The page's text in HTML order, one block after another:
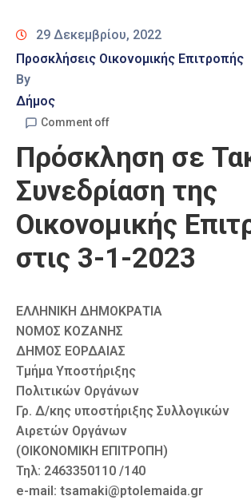
29 Δεκεμβρίου, 2022
Προσκλήσεις Οικονομικής Επιτροπής
By
Δήμος
Comment off
Πρόσκληση σε
Συνεδρίαση της
Οικονομικής
στις 3-1-2023
ΕΛΛΗΝΙΚΗ ΔΗΜΟΚΡΑΤΙΑ
ΝΟΜΟΣ ΚΟΖΑΝΗΣ
ΔΗΜΟΣ ΕΟΡΔΑΙΑΣ
Τμήμα Υποστήριξης
Πολιτικών Οργάνων
Γρ. Δ/κης υποστήριξης Συλλογικών
Αιρετών Οργάνων
(ΟΙΚΟΝΟΜΙΚΗ ΕΠΙΤΡΟΠΗ)
Τηλ: 2463350110 /140
e-mail: tsamaki@ptolemaida.gr